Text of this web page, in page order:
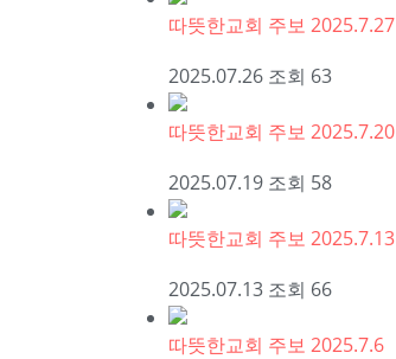
따뜻한교회 주보 2025.7.27
2025.07.26 조회 63
따뜻한교회 주보 2025.7.20
2025.07.19 조회 58
따뜻한교회 주보 2025.7.13
2025.07.13 조회 66
따뜻한교회 주보 2025.7.6